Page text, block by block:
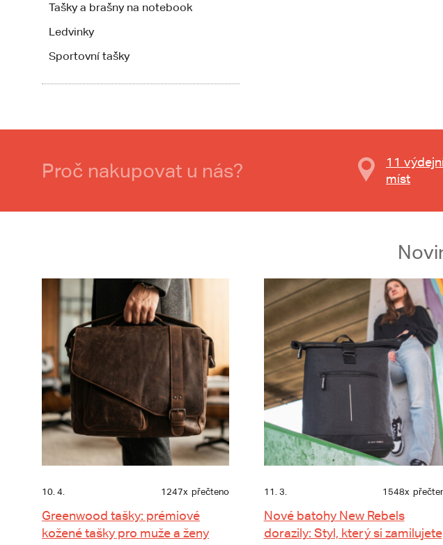
Tašky a brašny na notebook
Ledvinky
Sportovní tašky
Proč nakupovat u nás?
11
míst
10. 4. 1247x přečteno
Greenwood tašky: prémiové
kožené tašky pro muže a ženy
11. 3. 1548x
Nové batohy New Rebels
dorazily: Styl, který si zamilujete